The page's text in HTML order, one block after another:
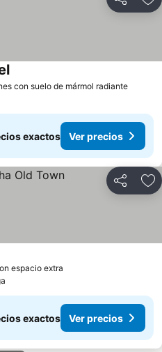
Compartir
con suelo de mármol radiante
exactos Ver precios
Compartir
espacio extra
exactos Ver precios